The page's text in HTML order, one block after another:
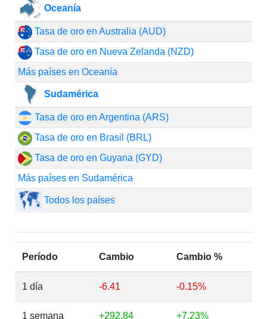
Oceanía
Tasa de oro en Australia (AUD)
Tasa de oro en Nueva Zelanda (NZD)
Más países en Oceanía
Sudamérica
Tasa de oro en Argentina (ARS)
Tasa de oro en Brasil (BRL)
Tasa de oro en Guyana (GYD)
Más países en Sudamérica
Todos los países
Período Cambio Cambio %
1 día -6.41 -0.15%
1 semana +292.84 +7.23%